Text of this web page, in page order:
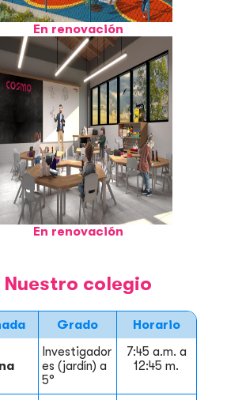
En renovación
En renovación
Nuestro colegio
Grado Horario
Investigador
es (jardín) a
5°
7:45 a.m. a
12:45 m.